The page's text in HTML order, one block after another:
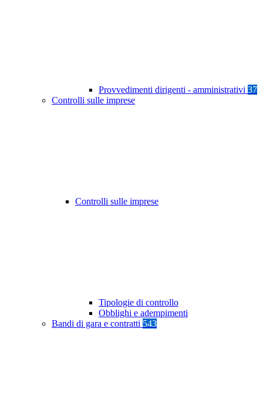
Provvedimenti dirigenti - amministrativi 37
Controlli sulle imprese
Controlli sulle imprese
Tipologie di controllo
Obblighi e adempimenti
Bandi di gara e contratti 543